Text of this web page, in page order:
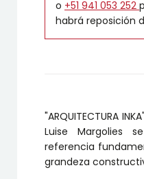
o +51 941 053 252
habrá reposición
"ARQUITECTURA
Luise Margolies
referencia
grandeza